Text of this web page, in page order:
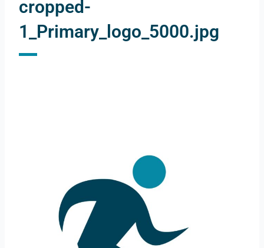
cropped-
1_Primary_logo_5000.jpg